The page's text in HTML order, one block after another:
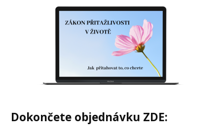
Dokončete objednávku ZDE: